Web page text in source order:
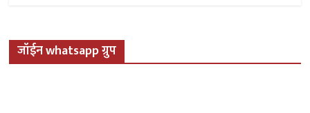
जॉईन whatsapp ग्रुप